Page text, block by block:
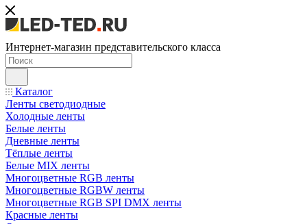
Интернет-магазин представительского класса
Каталог
Ленты светодиодные
Холодные ленты
Белые ленты
Дневные ленты
Тёплые ленты
Белые MIX ленты
Многоцветные RGB ленты
Многоцветные RGBW ленты
Многоцветные RGB SPI DMX ленты
Красные ленты